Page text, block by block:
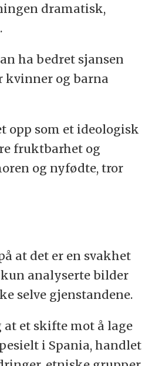
dramatisk,
ha bedret sjansen
kvinner og barna
opp som et ideologisk
fruktbarhet og
og nyfødte, tror
at det er en svakhet
analyserte bilder
selve gjenstandene.
at et skifte mot å lage
i Spania, handlet